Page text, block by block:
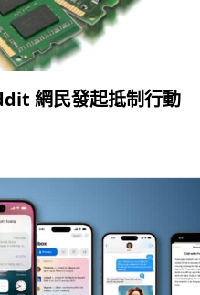
網民發起抵制行動